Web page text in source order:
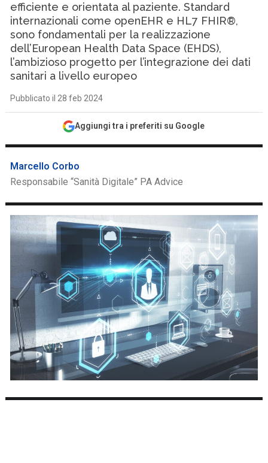
efficiente e orientata al paziente. Standard
internazionali come openEHR e HL7 FHIR®,
sono fondamentali per la realizzazione
dell’European Health Data Space (EHDS),
l’ambizioso progetto per l’integrazione dei dati
sanitari a livello europeo
Pubblicato il 28 feb 2024
Aggiungi tra i preferiti su Google
Marcello Corbo
Responsabile “Sanità Digitale” PA Advice